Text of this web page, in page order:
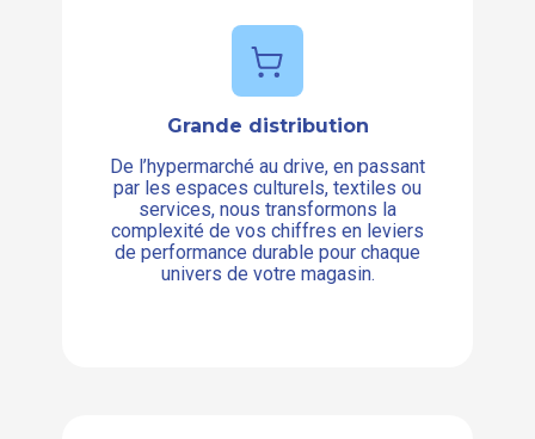
Grande distribution
De l’hypermarché au drive, en passant
par les espaces culturels, textiles ou
services, nous transformons la
complexité de vos chiffres en leviers
de performance durable pour chaque
univers de votre magasin.